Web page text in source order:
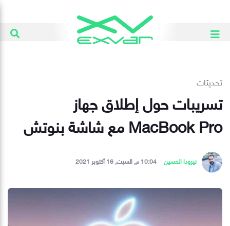
تحديثات
تسريبات حول إطلاق جهاز
MacBook Pro مع شاشة بنوتش
نيرودا الحسين 10:04 م, السبت, 16 أكتوبر 2021